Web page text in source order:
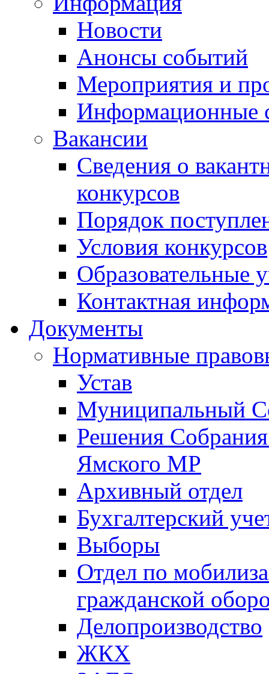
Новости
Анонсы событий
Мероприятия и
Информационные
Вакансии
Сведения о
конкурсов
Порядок
Условия конкурсов
Образовательные
Контактная
Документы
Нормативные
Устав
Муниципальный
Решения
Ямского МР
Архивный отдел
Бухгалтерский
Выборы
Отдел по
гражданской
Делопроизводство
ЖКХ